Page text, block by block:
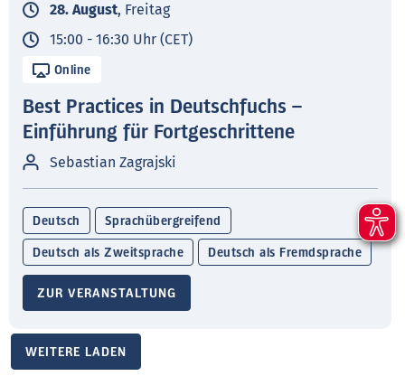
28. August, Freitag
15:00 - 16:30 Uhr (CET)
Online
Best Practices in Deutschfuchs –
Einführung für Fortgeschrittene
Sebastian Zagrajski
Deutsch Sprachübergreifend
Deutsch als Zweitsprache Deutsch als Fremdsprache
ZUR VERANSTALTUNG
WEITERE LADEN